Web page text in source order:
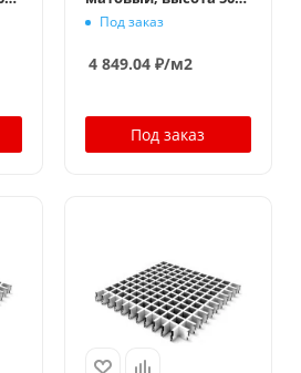
мм, ширина 10 мм
Под заказ
4 849.04₽/м2
Под заказ